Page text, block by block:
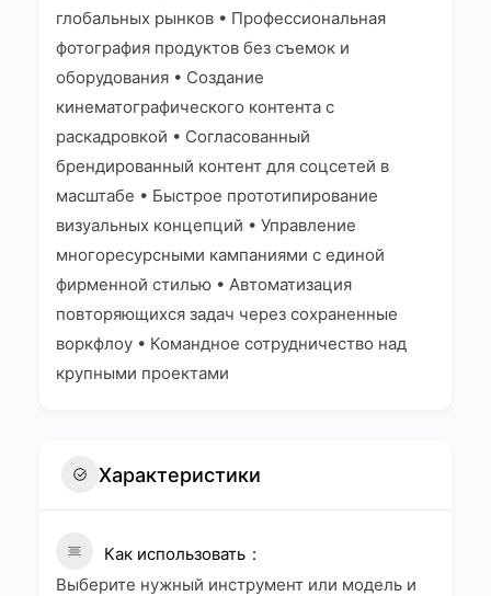
глобальных рынков • Профессиональная
фотография продуктов без съемок и
оборудования • Создание
кинематографического контента с
раскадровкой • Согласованный
брендированный контент для соцсетей в
масштабе • Быстрое прототипирование
визуальных концепций • Управление
многоресурсными кампаниями с единой
фирменной стилью • Автоматизация
повторяющихся задач через сохраненные
воркфлоу • Командное сотрудничество над
крупными проектами
Характеристики
Как использовать
Выберите нужный инструмент или модель и